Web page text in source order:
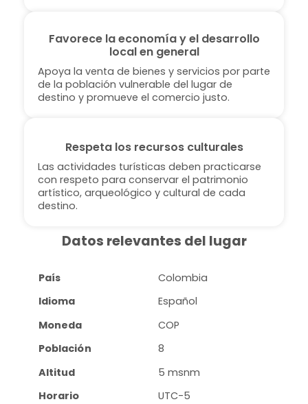
Favorece la economía y el desarrollo
local en general
Apoya la venta de bienes y servicios por parte
de la población vulnerable del lugar de
destino y promueve el comercio justo.
Respeta los recursos culturales
Las actividades turísticas deben practicarse
con respeto para conservar el patrimonio
artístico, arqueológico y cultural de cada
destino.
Datos relevantes del lugar
País
Colombia
Idioma
Español
Moneda
COP
Población
8
Altitud
5 msnm
Horario
UTC-5